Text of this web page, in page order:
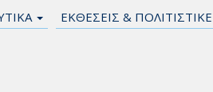
ΕΚΘΕΣΕΙΣ &